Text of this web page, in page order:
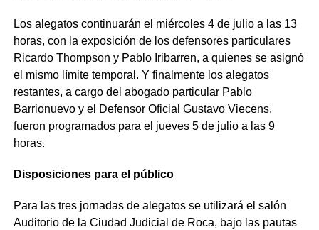
Los alegatos continuarán el miércoles 4 de julio a las 13
horas, con la exposición de los defensores particulares
Ricardo Thompson y Pablo Iribarren, a quienes se asignó
el mismo límite temporal. Y finalmente los alegatos
restantes, a cargo del abogado particular Pablo
Barrionuevo y el Defensor Oficial Gustavo Viecens,
fueron programados para el jueves 5 de julio a las 9
horas.
Disposiciones para el público
Para las tres jornadas de alegatos se utilizará el salón
Auditorio de la Ciudad Judicial de Roca, bajo las pautas